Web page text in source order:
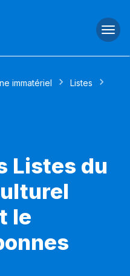
immatériel
Listes
Listes du
le